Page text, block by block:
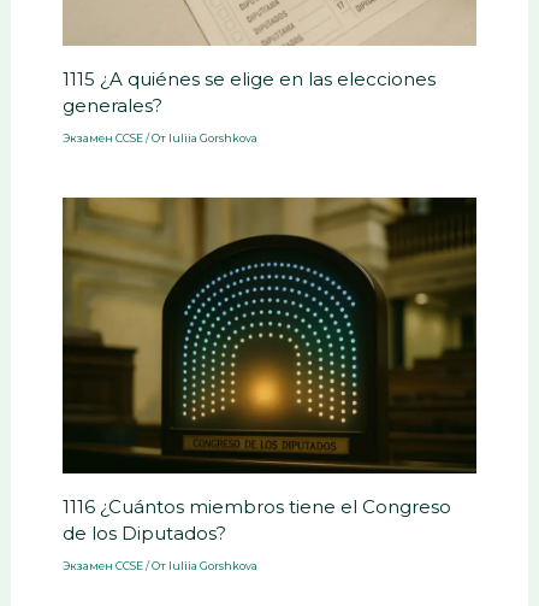
1115 ¿A quiénes se elige en las elecciones
generales?
Экзамен CCSE/ От Iuliia Gorshkova
1116 ¿Cuántos miembros tiene el Congreso
de los Diputados?
Экзамен CCSE/ От Iuliia Gorshkova